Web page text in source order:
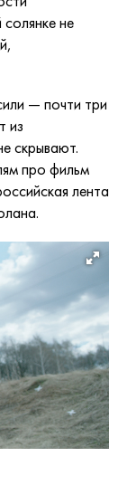
не
— почти три
из
скрывают.
про фильм
лента